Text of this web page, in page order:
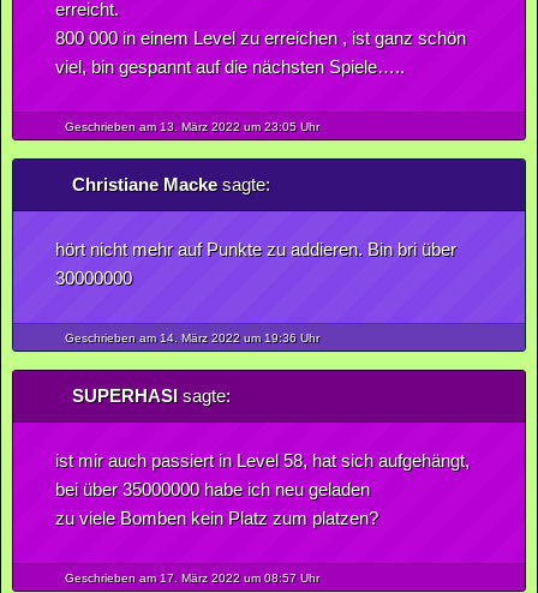
erreicht.
800 000 in einem Level zu erreichen , ist ganz schön
viel, bin gespannt auf die nächsten Spiele…..
Geschrieben am 13. März2022um 23:05 Uhr
Christiane Mackesagte:
hört nicht mehr auf Punkte zu addieren. Bin bri über
30000000
Geschrieben am 14. März2022um 19:36 Uhr
SUPERHASIsagte:
ist mir auch passiert in Level 58, hat sich aufgehängt,
bei über 35000000 habe ich neu geladen
zu viele Bomben kein Platz zum platzen?
Geschrieben am 17. März2022um 08:57 Uhr